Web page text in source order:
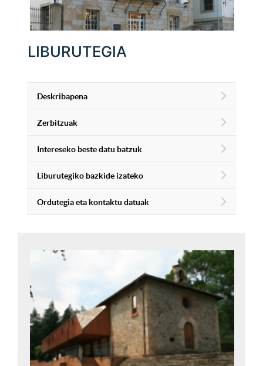
LIBURUTEGIA
Deskribapena
Zerbitzuak
Intereseko beste datu batzuk
Liburutegiko bazkide izateko
Ordutegia eta kontaktu datuak